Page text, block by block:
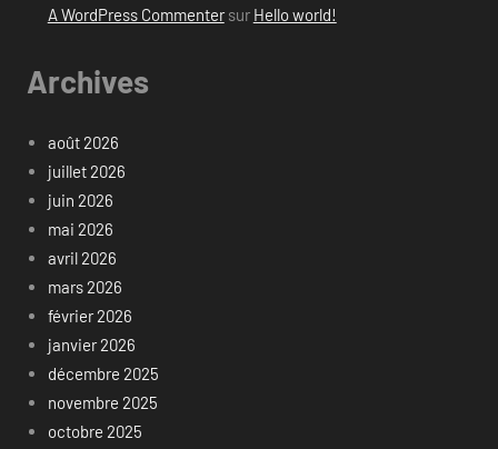
A WordPress Commentersur Hello world!
Archives
août 2026
juillet 2026
juin 2026
mai 2026
avril 2026
mars 2026
février 2026
janvier 2026
décembre 2025
novembre 2025
octobre 2025